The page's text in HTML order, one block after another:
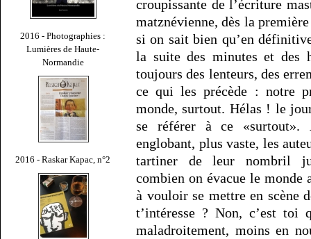
2016 - Photographies :
Lumières de Haute-
Normandie
2016 - Raskar Kapac, n°2
croupissante de l’écriture
matznévienne, dès la
si on sait bien qu’en
la suite des minutes et des
toujours des lenteurs, des
ce qui les précède : notre
monde, surtout. Hélas ! le
se référer à ce «surtout».
englobant, plus vaste, les
tartiner de leur nombril
combien on évacue le monde
à vouloir se mettre en scène
t’intéresse ? Non, c’est
maladroitement, moins en